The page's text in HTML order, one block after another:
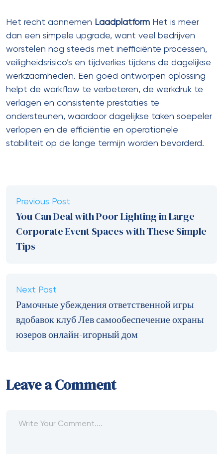
Het recht aannemen Laadplatform Het is meer
dan een simpele upgrade, want veel bedrijven
worstelen nog steeds met inefficiënte processen,
veiligheidsrisico’s en tijdverlies tijdens de dagelijkse
werkzaamheden. Een goed ontworpen oplossing
helpt de workflow te verbeteren, de werkdruk te
verlagen en consistente prestaties te
ondersteunen, waardoor dagelijkse taken soepeler
verlopen en de efficiëntie en operationele
stabiliteit op de lange termijn worden bevorderd.
Previous Post
You Can Deal with Poor Lighting in Large
Corporate Event Spaces with These Simple
Tips
Next Post
Рамочные убеждения ответственной игры
вдобавок клуб Лев самообеспечение охраны
юзеров онлайн-игорный дом
Leave a Comment